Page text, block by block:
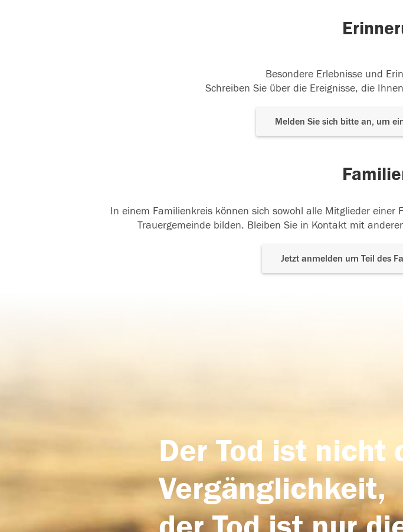
Besondere Erlebnisse und
Schreiben Sie über die Ereignisse, die
Melden Sie sich bitte an, um
In einem Familienkreis können sich sowohl alle Mitglieder
Trauergemeinde bilden. Bleiben Sie in Kontakt mit
Jetzt anmelden um Teil des
Der Tod ist nicht
Vergänglichkeit,